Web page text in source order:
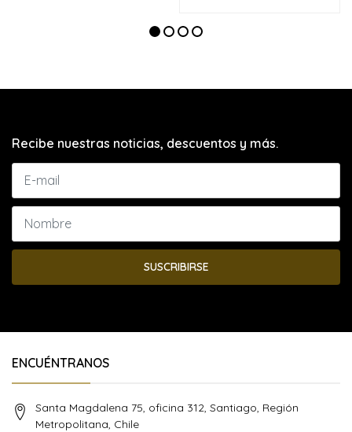
Recibe nuestras noticias, descuentos y más.
SUSCRIBIRSE
ENCUÉNTRANOS
Santa Magdalena 75, oficina 312, Santiago, Región
Metropolitana, Chile